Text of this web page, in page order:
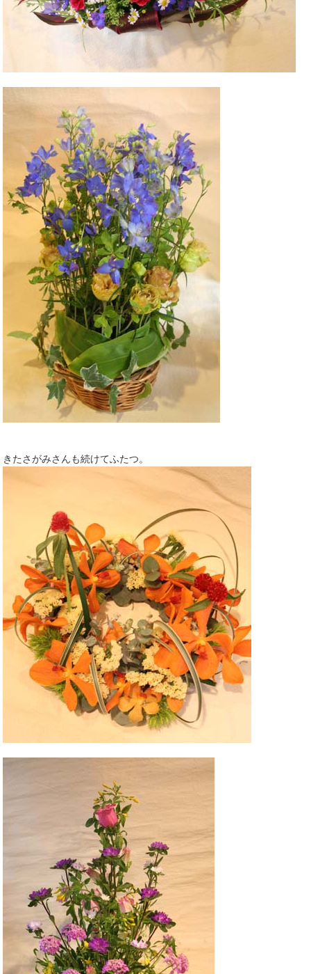
きたさがみさんも続けてふたつ。